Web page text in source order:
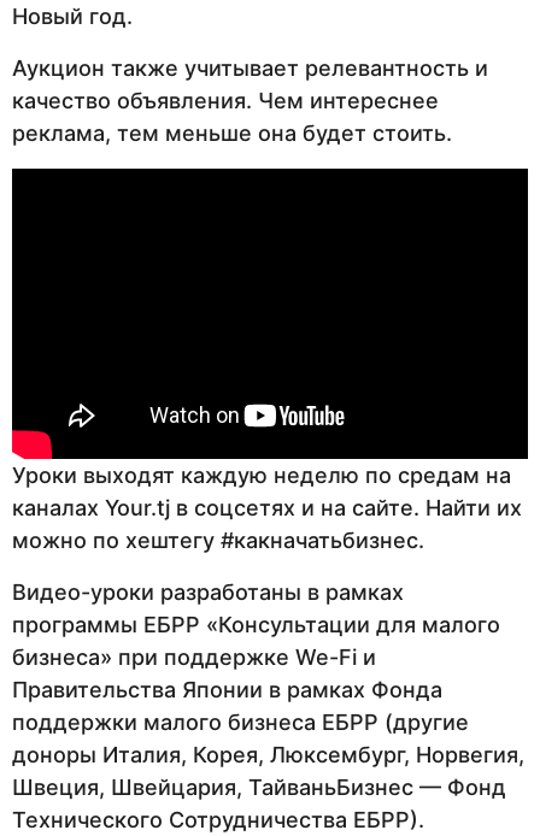
Новый год.
Аукцион также учитывает релевантность и
качество объявления. Чем интереснее
реклама, тем меньше она будет стоить.
Уроки выходят каждую неделю по средам на
каналах Your.tj в соцсетях и на сайте. Найти их
можно по хештегу #какначатьбизнес.
Видео-уроки разработаны в рамках
программы ЕБРР «Консультации для малого
бизнеса» при поддержке We-Fi и
Правительства Японии в рамках Фонда
поддержки малого бизнеса ЕБРР (другие
доноры Италия, Корея, Люксембург, Норвегия,
Швеция, Швейцария, ТайваньБизнес — Фонд
Технического Сотрудничества ЕБРР).